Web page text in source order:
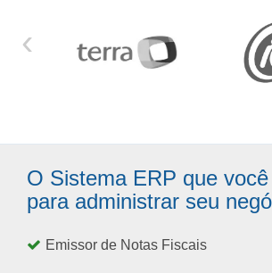
‹
O Sistema ERP que
para administrar seu
Emissor de Notas Fiscais